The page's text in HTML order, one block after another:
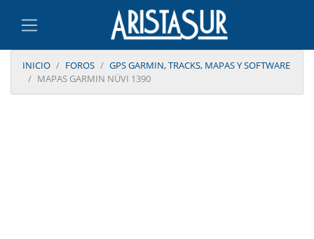
INICIO FOROS
GPS GARMIN, TRACKS, MAPAS Y SOFTWARE
MAPAS GARMIN NÜVI 1390